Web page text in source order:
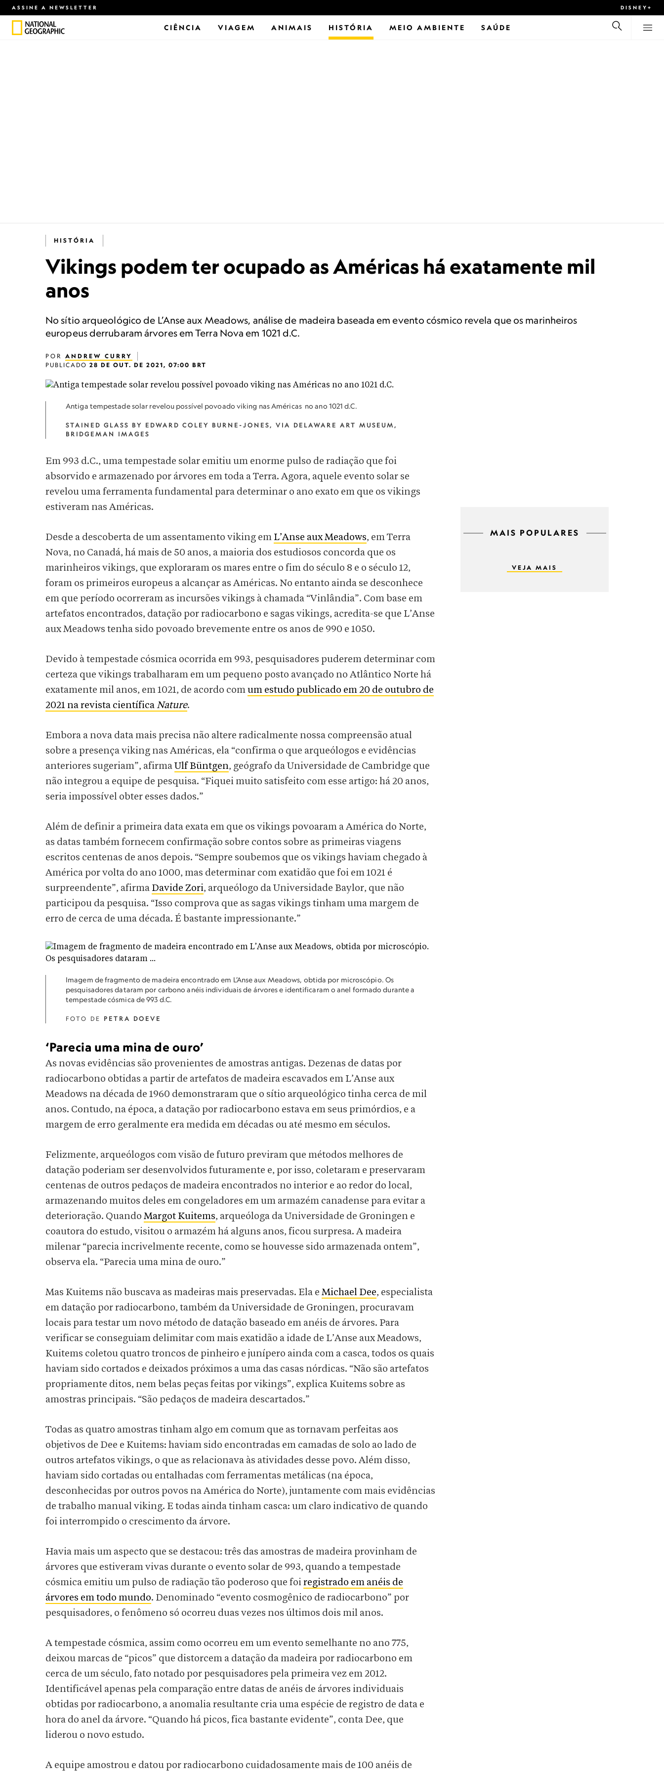
ASSINE A NEWSLETTER DISNEY+
CIÊNCIA VIAGEM ANIMAIS HISTÓRIA MEIO AMBIENTE SAÚDE
HISTÓRIA
Vikings podem ter ocupado as Américas há exatamente mil
anos
No sítio arqueológico de L’Anse aux Meadows, análise de madeira baseada em evento cósmico revela que os marinheiros
europeus derrubaram árvores em Terra Nova em 1021 d.C.
POR ANDREW CURRY
PUBLICADO 28 DE OUT. DE 2021, 07:00 BRT
Antiga tempestade solar revelou possível povoado viking nas Américas no ano 1021 d.C.
STAINED GLASS BY EDWARD COLEY BURNE-JONES, VIA DELAWARE ART MUSEUM,
BRIDGEMAN IMAGES
Em 993 d.C., uma tempestade solar emitiu um enorme pulso de radiação que foi
absorvido e armazenado por árvores em toda a Terra. Agora, aquele evento solar se
revelou uma ferramenta fundamental para determinar o ano exato em que os vikings
estiveram nas Américas.
Desde a descoberta de um assentamento viking em L’Anse aux Meadows, em Terra
Nova, no Canadá, há mais de 50 anos, a maioria dos estudiosos concorda que os
marinheiros vikings, que exploraram os mares entre o fim do século 8 e o século 12,
foram os primeiros europeus a alcançar as Américas. No entanto ainda se desconhece
em que período ocorreram as incursões vikings à chamada “Vinlândia”. Com base em
artefatos encontrados, datação por radiocarbono e sagas vikings, acredita-se que L’Anse
aux Meadows tenha sido povoado brevemente entre os anos de 990 e 1050.
Devido à tempestade cósmica ocorrida em 993, pesquisadores puderem determinar com
certeza que vikings trabalharam em um pequeno posto avançado no Atlântico Norte há
exatamente mil anos, em 1021, de acordo comum estudo publicado em 20 de outubro de
2021 na revista científicaNature.
Embora a nova data mais precisa não altere radicalmente nossa compreensão atual
sobre a presença viking nas Américas, ela “confirma o que arqueólogos e evidências
anteriores sugeriam”, afirmaUlf Büntgen, geógrafo da Universidade de Cambridge que
não integrou a equipe de pesquisa. “Fiquei muito satisfeito com esse artigo: há 20 anos,
seria impossível obter esses dados.”
Além de definir a primeira data exata em que os vikings povoaram a América do Norte,
as datas também fornecem confirmação sobre contos sobre as primeiras viagens
escritos centenas de anos depois. “Sempre soubemos que os vikings haviam chegado à
América por volta do ano 1000, mas determinar com exatidão que foi em 1021 é
surpreendente”, afirma Davide Zori, arqueólogo da Universidade Baylor, que não
participou da pesquisa. “Isso comprova que as sagas vikings tinham uma margem de
erro de cerca de uma década. É bastante impressionante.”
Imagem de fragmento de madeira encontrado em L’Anse aux Meadows, obtida por microscópio. Os
pesquisadores dataram por carbono anéis individuais de árvores e identificaram o anel formado durante a
tempestade cósmica de 993 d.C.
FOTO DE PETRA DOEVE
‘Parecia uma mina de ouro’
As novas evidências são provenientes de amostras antigas. Dezenas de datas por
radiocarbono obtidas a partir de artefatos de madeira escavados em L’Anse aux
Meadows na década de 1960 demonstraram que o sítio arqueológico tinha cerca de mil
anos. Contudo, na época, a datação por radiocarbono estava em seus primórdios, e a
margem de erro geralmente era medida em décadas ou até mesmo em séculos.
Felizmente, arqueólogos com visão de futuro previram que métodos melhores de
datação poderiam ser desenvolvidos futuramente e, por isso, coletaram e preservaram
centenas de outros pedaços de madeira encontrados no interior e ao redor do local,
armazenando muitos deles em congeladores em um armazém canadense para evitar a
deterioração. Quando Margot Kuitems, arqueóloga da Universidade de Groningen e
coautora do estudo, visitou o armazém há alguns anos, ficou surpresa. A madeira
milenar “parecia incrivelmente recente, como se houvesse sido armazenada ontem”,
observa ela. “Parecia uma mina de ouro.”
Mas Kuitems não buscava as madeiras mais preservadas. Ela e Michael Dee, especialista
em datação por radiocarbono, também da Universidade de Groningen, procuravam
locais para testar um novo método de datação baseado em anéis de árvores. Para
verificar se conseguiam delimitar com mais exatidão a idade de L’Anse aux Meadows,
Kuitems coletou quatro troncos de pinheiro e junípero ainda com a casca, todos os quais
haviam sido cortados e deixados próximos a uma das casas nórdicas. “Não são artefatos
propriamente ditos, nem belas peças feitas por vikings”, explica Kuitems sobre as
amostras principais. “São pedaços de madeira descartados.”
Todas as quatro amostras tinham algo em comum que as tornavam perfeitas aos
objetivos de Dee e Kuitems: haviam sido encontradas em camadas de solo ao lado de
outros artefatos vikings, o que as relacionava às atividades desse povo. Além disso,
haviam sido cortadas ou entalhadas com ferramentas metálicas (na época,
desconhecidas por outros povos na América do Norte), juntamente com mais evidências
de trabalho manual viking. E todas ainda tinham casca: um claro indicativo de quando
foi interrompido o crescimento da árvore.
Havia mais um aspecto que se destacou: três das amostras de madeira provinham de
árvores que estiveram vivas durante o evento solar de 993, quando a tempestade
cósmica emitiu um pulso de radiação tão poderoso que foiregistrado em anéis de
árvores em todo mundo. Denominado “evento cosmogênico de radiocarbono” por
pesquisadores, o fenômeno só ocorreu duas vezes nos últimos dois mil anos.
A tempestade cósmica, assim como ocorreu em um evento semelhante no ano 775,
deixou marcas de “picos” que distorcem a datação da madeira por radiocarbono em
cerca de um século, fato notado por pesquisadores pela primeira vez em 2012.
Identificável apenas pela comparação entre datas de anéis de árvores individuais
obtidas por radiocarbono, a anomalia resultante cria uma espécie de registro de data e
hora do anel da árvore. “Quando há picos, fica bastante evidente”, conta Dee, que
liderou o novo estudo.
A equipe amostrou e datou por radiocarbono cuidadosamente mais de 100 anéis de
MAIS POPULARES
VEJA MAIS